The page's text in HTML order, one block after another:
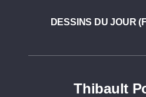
DESSINS DU JOUR
Thibault